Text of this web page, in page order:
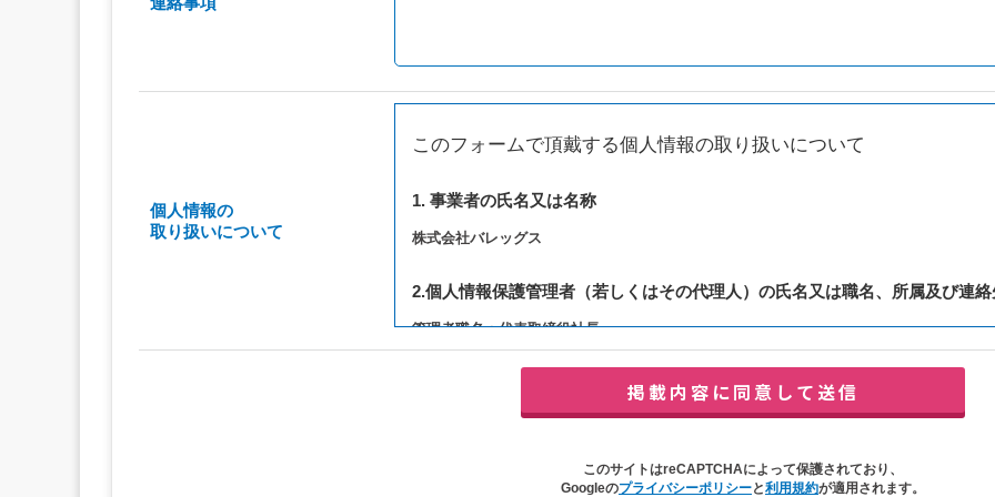
個人情報の
取り扱いについて
このフォームで頂戴する個人情報の取り扱いについて
1. 事業者の氏名又は名称
株式会社バレッグス
2.個人情報保護管理者（若しくはその代理人）の氏名又は職名、所属及び連絡
管理者職名：代表取締役社長
連絡先：privacy@balleggs.co.jp
（2）ご相談の対応（本人への連絡を含む）のため
（3）当サイトの各種サービスおよびサービスに関連した各種情報のメールによるご案内の
このサイトはreCAPTCHAによって保護されており、
Googleのプライバシーポリシーと利用規約が適用されます。